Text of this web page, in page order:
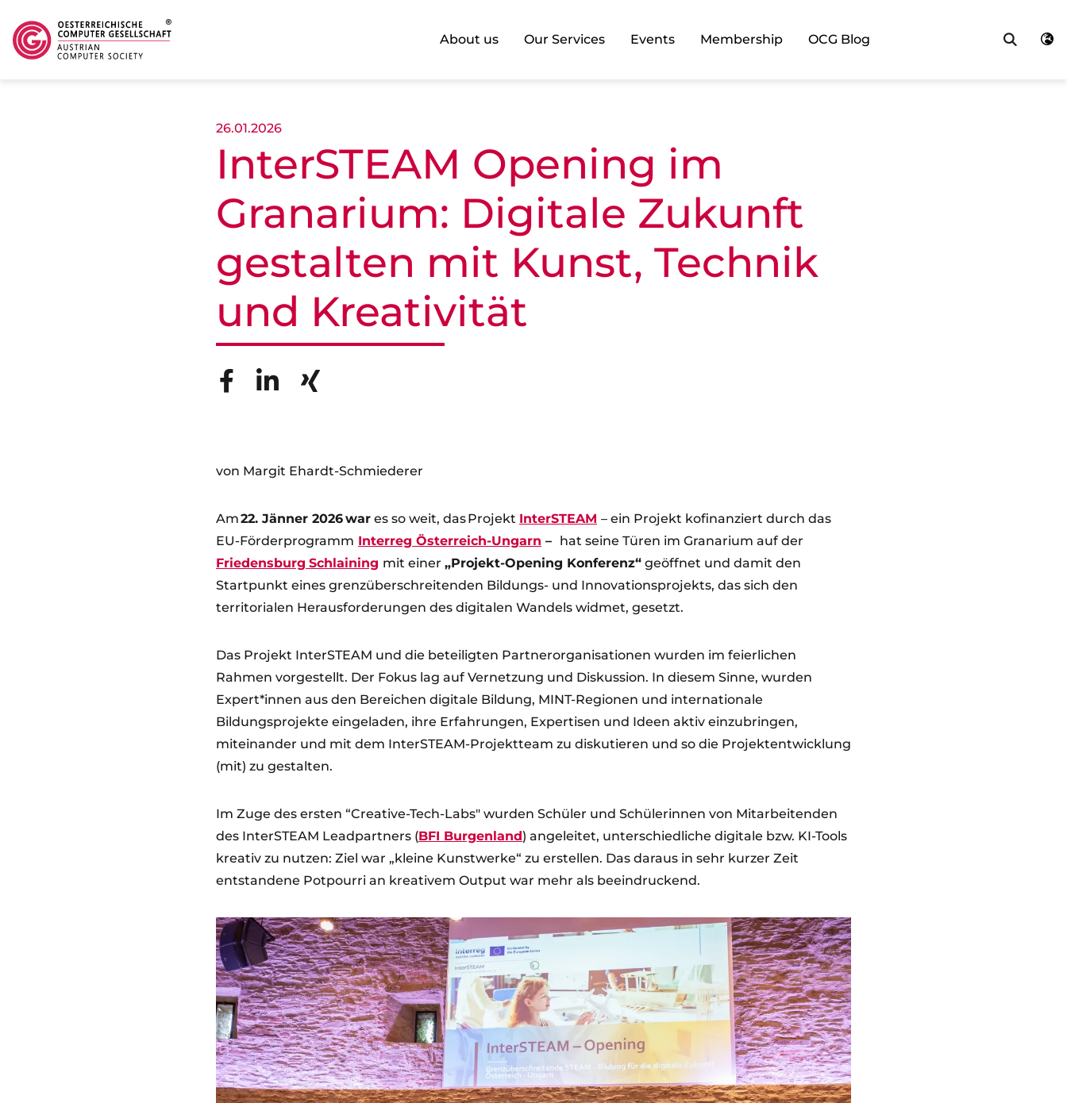
About us Our Services Events Membership OCG Blog
26.01.2026
InterSTEAM Opening im
Granarium: Digitale Zukunft
gestalten mit Kunst, Technik
und Kreativität
von Margit Ehardt-Schmiederer
Am22. Jänner 2026 war es so weit, das Projekt InterSTEAM – ein Projekt kofinanziert durch das
EU-Förderprogramm Interreg Österreich-Ungarn – hat seine Türen im Granarium auf der
Friedensburg Schlaining mit einer „Projekt-Opening Konferenz“ geöffnet und damit den
Startpunkt eines grenzüberschreitenden Bildungs- und Innovationsprojekts, das sich den
territorialen Herausforderungen des digitalen Wandels widmet, gesetzt.
Das Projekt InterSTEAM und die beteiligten Partnerorganisationen wurden im feierlichen
Rahmen vorgestellt. Der Fokus lag auf Vernetzung und Diskussion. In diesem Sinne, wurden
Expert*innen aus den Bereichen digitale Bildung, MINT-Regionen und internationale
Bildungsprojekte eingeladen, ihre Erfahrungen, Expertisen und Ideen aktiv einzubringen,
miteinander und mit dem InterSTEAM-Projektteam zu diskutieren und so die Projektentwicklung
(mit) zu gestalten.
Im Zuge des ersten “Creative-Tech-Labs" wurden Schüler und Schülerinnen von Mitarbeitenden
des InterSTEAM Leadpartners (BFI Burgenland) angeleitet, unterschiedliche digitale bzw. KI-Tools
kreativ zu nutzen: Ziel war „kleine Kunstwerke“ zu erstellen. Das daraus in sehr kurzer Zeit
entstandene Potpourri an kreativem Output war mehr als beeindruckend.